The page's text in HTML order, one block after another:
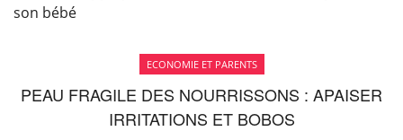
ECONOMIE ET PARENTS
PEAU FRAGILE DES NOURRISSONS : APAISER
IRRITATIONS ET BOBOS